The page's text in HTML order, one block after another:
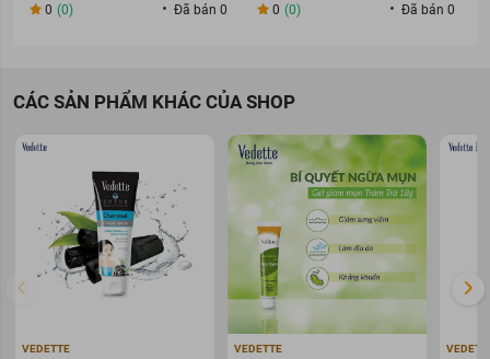
0 (0) Đã bán 0 0 (0) Đã bán 0
CÁC SẢN PHẨM KHÁC CỦA SHOP
VEDETTE VEDETTE